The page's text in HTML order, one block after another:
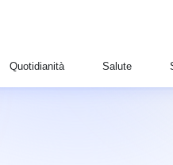
Quotidianità Salute